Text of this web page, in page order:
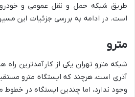
طریق شبکه حمل و نقل عمومی و
است. در ادامه به بررسی جزئیات این
مترو
شبکه مترو تهران یکی از کارآمدترین
آذری است، هرچند که ایستگاه مترو
وجود ندارد، اما چندین ایستگاه در خطوط